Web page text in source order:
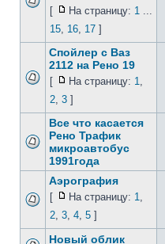
[ На страницу: 1 ...
15, 16, 17 ]
Спойлер с Ваз
2112 на Рено 19
[ На страницу: 1,
2, 3 ]
Все что касается
Рено Трафик
микроавтобус
1991года
Аэрография
[ На страницу: 1,
2, 3, 4, 5 ]
Новый облик